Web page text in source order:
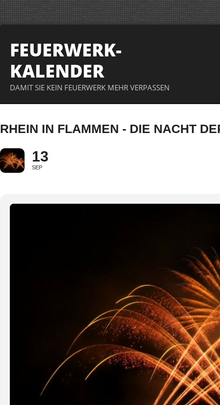
FEUERWERK-
KALENDER
DAMIT SIE KEIN FEUERWERK MEHR VERPASSEN
RHEIN IN FLAMMEN - DIE NACHT
13
SEP